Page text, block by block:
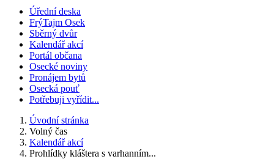
Úřední deska
FrýTajm Osek
Sběrný dvůr
Kalendář akcí
Portál občana
Osecké noviny
Pronájem bytů
Osecká pouť
Potřebuji vyřídit...
Úvodní stránka
Volný čas
Kalendář akcí
Prohlídky kláštera s varhanním...